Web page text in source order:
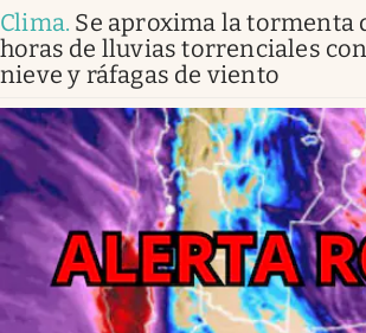
Clima. Se aproxima la tormenta
horas de lluvias torrenciales
nieve y ráfagas de viento